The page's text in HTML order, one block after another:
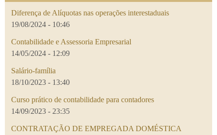
Diferença de Alíquotas nas operações interestaduais
19/08/2024 - 10:46
Contabilidade e Assessoria Empresarial
14/05/2024 - 12:09
Salário-família
18/10/2023 - 13:40
Curso prático de contabilidade para contadores
14/09/2023 - 23:35
CONTRATAÇÃO DE EMPREGADA DOMÉSTICA